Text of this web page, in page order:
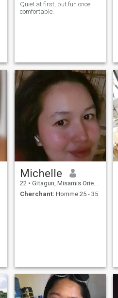
Quiet at first, but fun once
comfortable.
Michelle
22 • Gitagun, Misamis Oriental, Philippines
Cherchant: Homme 25 - 35